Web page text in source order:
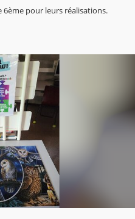
6ème pour leurs réalisations.